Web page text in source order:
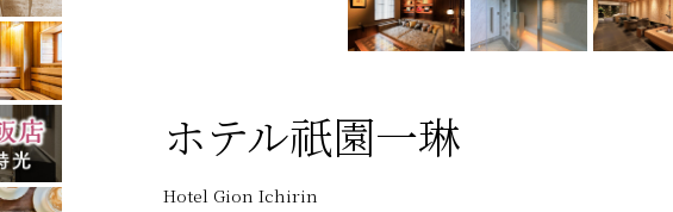
ホテル祇園一琳
Hotel Gion Ichirin